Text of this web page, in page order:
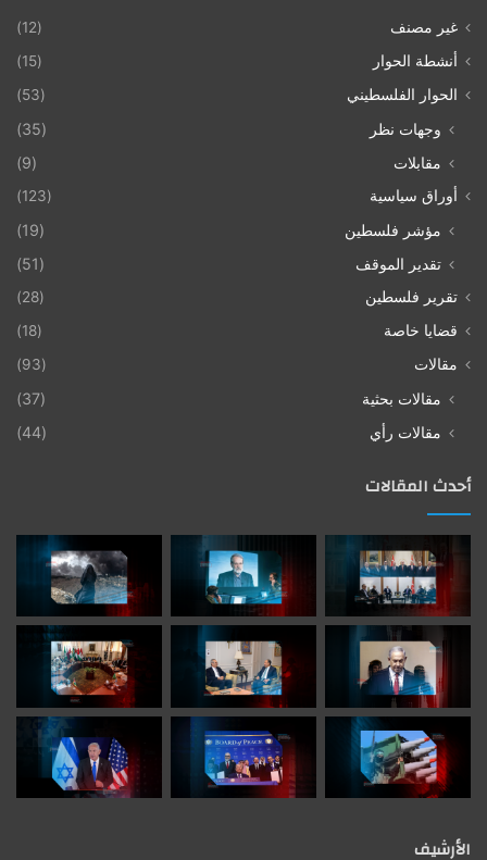
غير مصنف
(12)
أنشطة الحوار
(15)
الحوار الفلسطيني
(53)
وجهات نظر
(35)
مقابلات
(9)
أوراق سياسية (123)
مؤشر فلسطين
(19)
تقدير الموقف
(51)
تقرير فلسطين
(28)
قضايا خاصة
(18)
مقالات
(93)
مقالات بحثية
(37)
مقالات رأي
(44)
أحدث المقالات
الأرشيف